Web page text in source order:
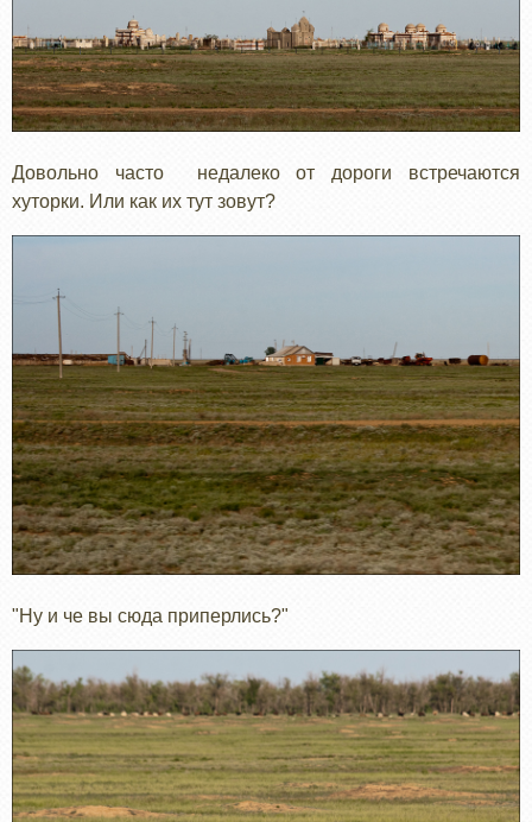
Довольно часто недалеко от дороги встречаются
хуторки. Или как их тут зовут?
"Ну и че вы сюда приперлись?"